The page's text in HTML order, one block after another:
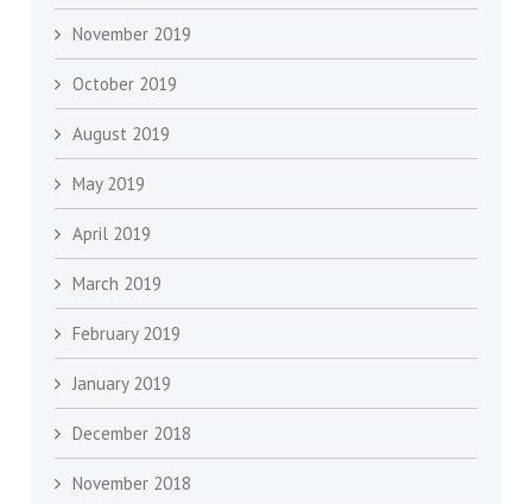
November 2019
October 2019
August 2019
May 2019
April 2019
March 2019
February 2019
January 2019
December 2018
November 2018